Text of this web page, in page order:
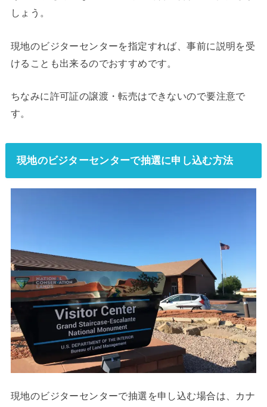
しょう。
現地のビジターセンターを指定すれば、事前に説明を受
けることも出来るのでおすすめです。
ちなみに許可証の譲渡・転売はできないので要注意で
す。
現地のビジターセンターで抽選に申し込む方法
現地のビジターセンターで抽選を申し込む場合は、カナ